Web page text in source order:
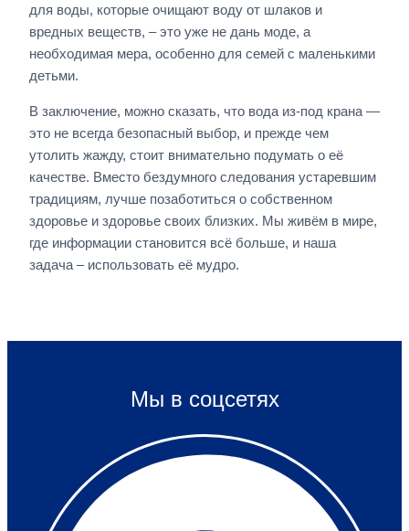
для воды, которые очищают воду от шлаков и
вредных веществ, – это уже не дань моде, а
необходимая мера, особенно для семей с маленькими
детьми.
В заключение, можно сказать, что вода из-под крана —
это не всегда безопасный выбор, и прежде чем
утолить жажду, стоит внимательно подумать о её
качестве. Вместо бездумного следования устаревшим
традициям, лучше позаботиться о собственном
здоровье и здоровье своих близких. Мы живём в мире,
где информации становится всё больше, и наша
задача – использовать её мудро.
Мы в соцсетях